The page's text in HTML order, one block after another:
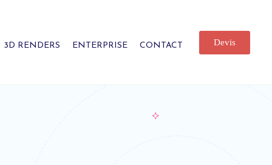
3D RENDERS ENTERPRISE CONTACT Devis